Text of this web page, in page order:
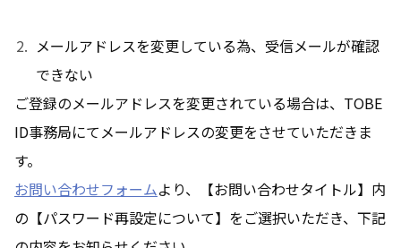
メールアドレスを変更している為、受信メールが確認
できない
ご登録のメールアドレスを変更されている場合は、TOBE
ID事務局にてメールアドレスの変更をさせていただきま
す。
お問い合わせフォームより、【お問い合わせタイトル】内
の【パスワード再設定について】をご選択いただき、下記